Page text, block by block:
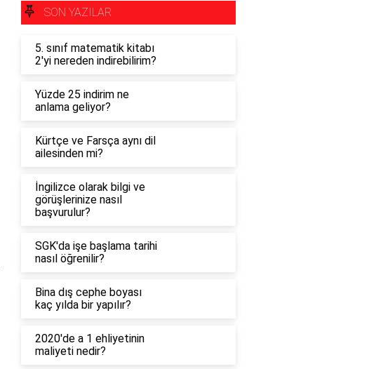
SON YAZILAR
5. sınıf matematik kitabı
2'yi nereden indirebilirim?
Yüzde 25 indirim ne
anlama geliyor?
Kürtçe ve Farsça aynı dil
ailesinden mi?
İngilizce olarak bilgi ve
görüşlerinize nasıl
başvurulur?
SGK'da işe başlama tarihi
nasıl öğrenilir?
Bina dış cephe boyası
kaç yılda bir yapılır?
2020'de a 1 ehliyetinin
maliyeti nedir?